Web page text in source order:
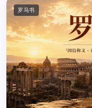
罗马书